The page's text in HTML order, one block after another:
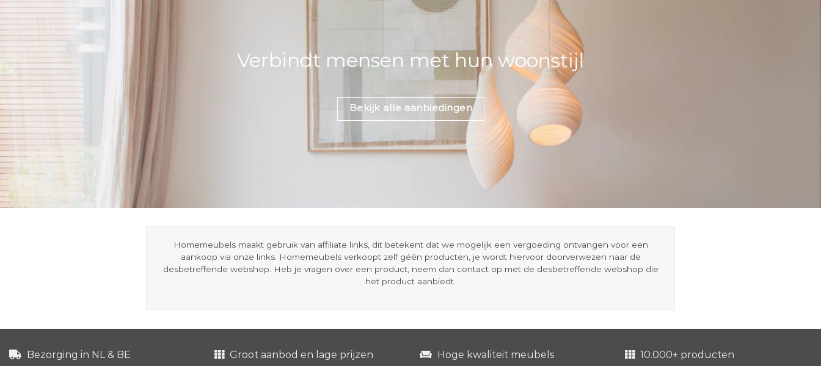
Verbindt mensen met hun woonstijl
Bekijk alle aanbiedingen
Homemeubels maakt gebruik van affiliate links, dit betekent dat we mogelijk een vergoeding ontvangen voor een
aankoop via onze links. Homemeubels verkoopt zelf géén producten, je wordt hiervoor doorverwezen naar de
desbetreffende webshop. Heb je vragen over een product, neem dan contact op met de desbetreffende webshop die
het product aanbiedt.
Bezorging in NL & BE Groot aanbod en lage prijzen Hoge kwaliteit meubels 10.000+ producten